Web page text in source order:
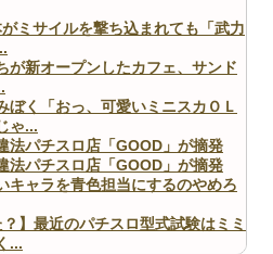
がミサイルを撃ち込まれても「武力
が新オープンしたカフェ、サンド
ぼく「おっ、可愛いミニスカＯＬ
ゃ...
法パチスロ店「GOOD」が摘発
法パチスロ店「GOOD」が摘発
キャラを青色担当にするのやめろ
？】最近のパチスロ型式試験はミミ
...